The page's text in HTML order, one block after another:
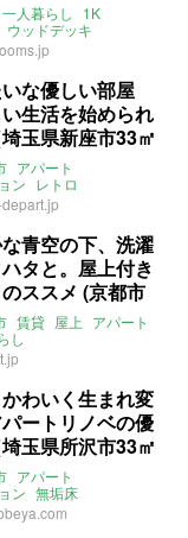
一人暮らし
1K
ウッドデッキ
アパート
ン 大阪
大阪モノレール本線
急電鉄京都線
北摂つばさ高校前
成かおり 賃貸
な優しい部屋
生活を始められ
玉県新座市33㎡
）
アパート
ン レトロ
ング 一人暮らし
賃貸
青空の下、洗濯
タと。屋上付き
ススメ (京都市
貸物件)
賃貸 屋上 アパート
し
まのなな
ット
わいく生まれ変
ートリノベの優
玉県所沢市33㎡
）
アパート
ン 無垢床
ロス
一人暮らし
小手指